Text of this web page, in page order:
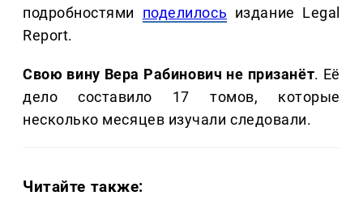
подробностями поделилось издание Legal
Report.
Свою вину Вера Рабинович не призанёт. Её
дело составило 17 томов, которые
несколько месяцев изучали следовали.
Читайте также: